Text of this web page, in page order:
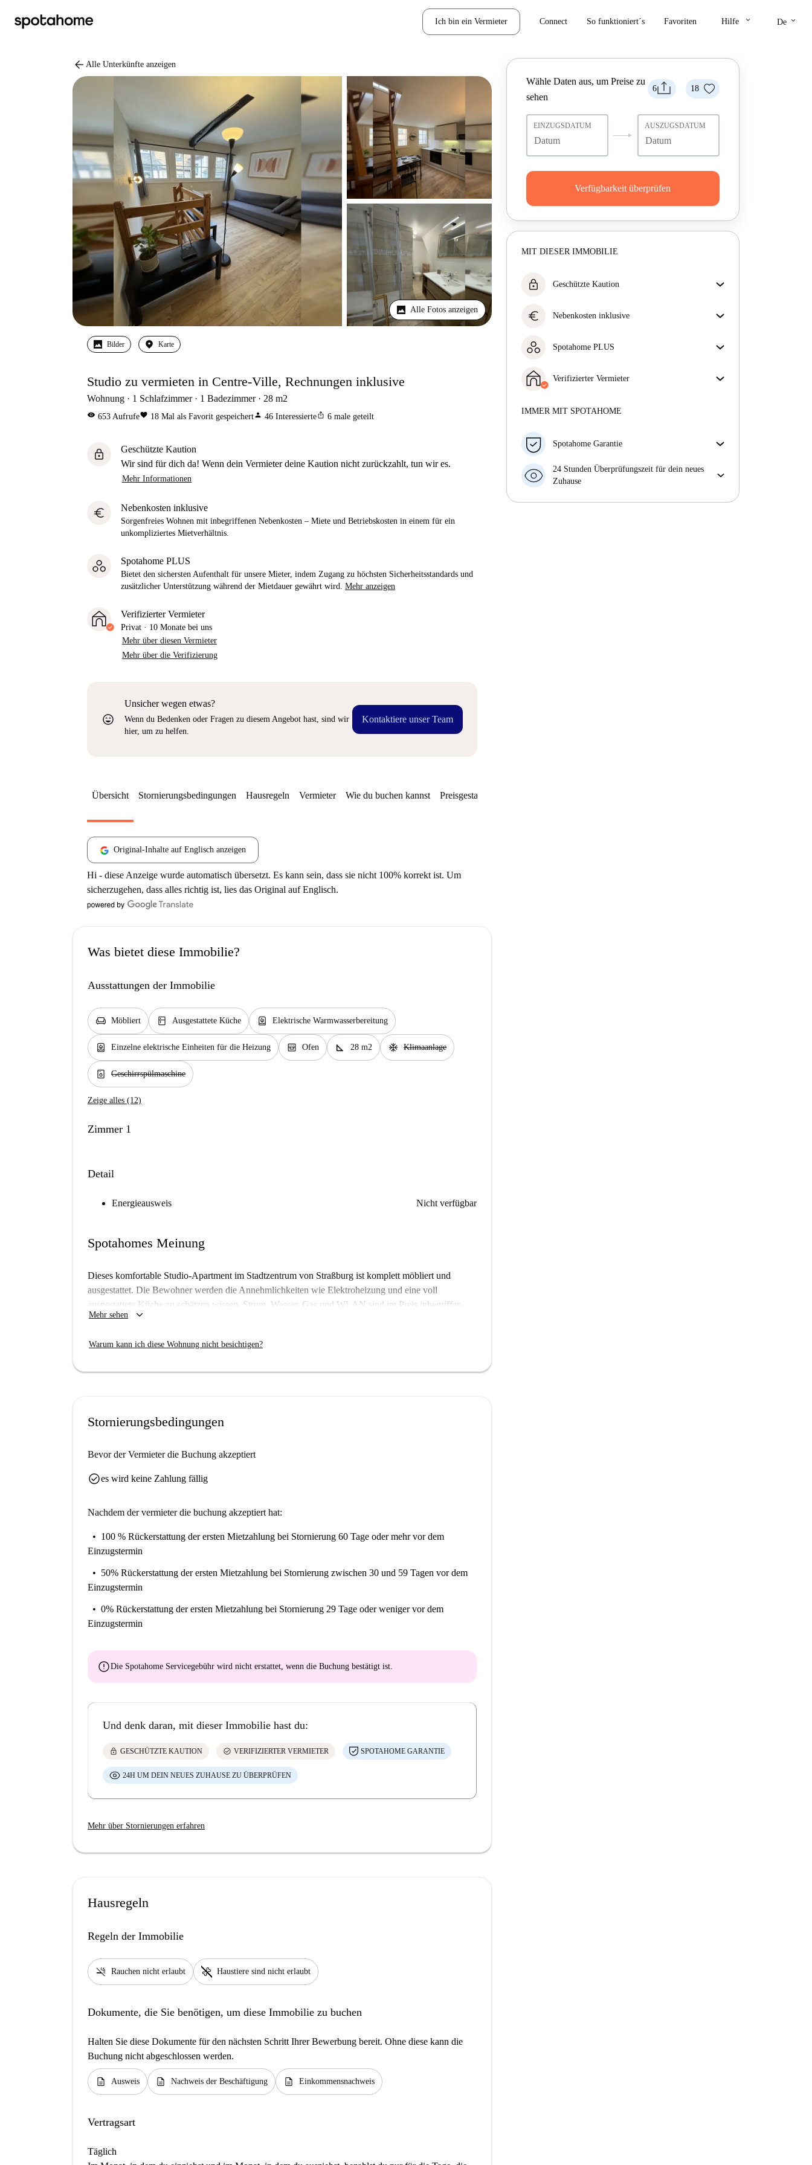
Ich bin ein Vermieter Connect So funktioniert´s Favoriten Hilfe keyboard_arrow_down De keyboard_arrow_down
arrow_back Alle Unterkünfte anzeigen
Alle Fotos anzeigen
Bilder Karte
Studio zu vermieten in Centre-Ville, Rechnungen inklusive
Wohnung 1 Schlafzimmer 1 Badezimmer 28 m2
visibility 653 Aufrufefavorite 18 Mal als Favorit gespeichertperson 46 Interessierteios_share 6 male geteilt
lock
Geschützte Kaution
Wir sind für dich da! Wenn dein Vermieter deine Kaution nicht zurückzahlt, tun wir es.
Mehr Informationen
euro Nebenkosten inklusive
Sorgenfreies Wohnen mit inbegriffenen Nebenkosten – Miete und Betriebskosten in einem für ein
unkompliziertes Mietverhältnis.
Spotahome PLUS
Bietet den sichersten Aufenthalt für unsere Mieter, indem Zugang zu höchsten Sicherheitsstandards und
zusätzlicher Unterstützung während der Mietdauer gewährt wird. Mehr anzeigen
Verifizierter Vermieter
Privat · 10 Monate bei uns
Mehr über diesen Vermieter
Mehr über die Verifizierung
sentiment_very_satisfied
Unsicher wegen etwas?
Wenn du Bedenken oder Fragen zu diesem Angebot hast, sind wir
hier, um zu helfen.
Kontaktiere unser Team
6 18
Wähle Daten aus, um Preise zu
sehen
EINZUGSDATUM AUSZUGSDATUM
Verfügbarkeit überprüfen
MIT DIESER IMMOBILIE
lock Geschützte Kaution
Kaution nicht zurückzahlt, tun wir es.
euro Nebenkosten inklusive
– Miete und Betriebskosten in einem für ein
Spotahome PLUS
indem Zugang zu höchsten Sicherheitsstandards und
zusätzlicher Unterstützung während der Mietdauer
Verifizierter Vermieter
Mehr über diesen Vermieter
IMMER MIT SPOTAHOME
Spotahome Garantie
Falls der Vermieter deine Buchung kurzfristig
storniert, werden wir dir entweder A) ein Hotel
finden oder B) den gezahlten Betrag vollständig
24 Stunden Überprüfungszeit für dein neues
Zuhause
Übersicht Stornierungsbedingungen Hausregeln Vermieter Wie du buchen kannst Preisgestaltung
Original-Inhalte auf Englisch anzeigen
Hi - diese Anzeige wurde automatisch übersetzt. Es kann sein, dass sie nicht 100% korrekt ist. Um
sicherzugehen, dass alles richtig ist, lies das Original auf Englisch.
Was bietet diese Immobilie?
Ausstattungen der Immobilie
chair Möbliert kitchen Ausgestattete Küche water_heater Elektrische Warmwasserbereitung
water_heater Einzelne elektrische Einheiten für die Heizung oven_gen Ofen square_foot 28 m2 ac_unit Klimaanlage
dishwasher_gen Geschirrspülmaschine
Zeige alles (12)
Zimmer 1
Detail
Energieausweis Nicht verfügbar
Spotahomes Meinung
Dieses komfortable Studio-Apartment im Stadtzentrum von Straßburg ist komplett möbliert und
ausgestattet. Die Bewohner werden die Annehmlichkeiten wie Elektroheizung und eine voll
ausgestattete Küche zu schätzen wissen. Strom, Wasser, Gas und WLAN sind im Preis inbegriffen
und sorgen für einen sorgenfreien Aufenthalt. Rauchen und Haustiere sind in der Unterkunft nicht
eine zuverlässige Mietoption.
Das Studio-Apartment besticht durch seine außergewöhnliche Lage in der Nähe mehrerer
machen sie ideal für alle, die im Herzen Straßburgs kulturelle und historische Erlebnisse suchen.
Mehr sehen keyboard_arrow_down
Warum kann ich diese Wohnung nicht besichtigen?
Stornierungsbedingungen
Bevor der Vermieter die Buchung akzeptiert
check_circlees wird keine Zahlung fällig
Nachdem der vermieter die buchung akzeptiert hat:
100 % Rückerstattung der ersten Mietzahlung bei Stornierung 60 Tage oder mehr vor dem
Einzugstermin
50% Rückerstattung der ersten Mietzahlung bei Stornierung zwischen 30 und 59 Tagen vor dem
Einzugstermin
0% Rückerstattung der ersten Mietzahlung bei Stornierung 29 Tage oder weniger vor dem
Einzugstermin
errorDie Spotahome Servicegebühr wird nicht erstattet, wenn die Buchung bestätigt ist.
Und denk daran, mit dieser Immobilie hast du:
lock GESCHÜTZTE KAUTION check_circle VERIFIZIERTER VERMIETER SPOTAHOME GARANTIE
24H UM DEIN NEUES ZUHAUSE ZU ÜBERPRÜFEN
Mehr über Stornierungen erfahren
Hausregeln
Regeln der Immobilie
smoke_free Rauchen nicht erlaubt pet_supplies Haustiere sind nicht erlaubt
Dokumente, die Sie benötigen, um diese Immobilie zu buchen
Halten Sie diese Dokumente für den nächsten Schritt Ihrer Bewerbung bereit. Ohne diese kann die
Buchung nicht abgeschlossen werden.
description Ausweis description Nachweis der Beschäftigung description Einkommensnachweis
Vertragsart
Täglich